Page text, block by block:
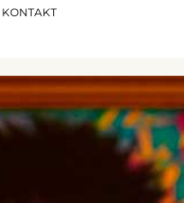
KONTAKT